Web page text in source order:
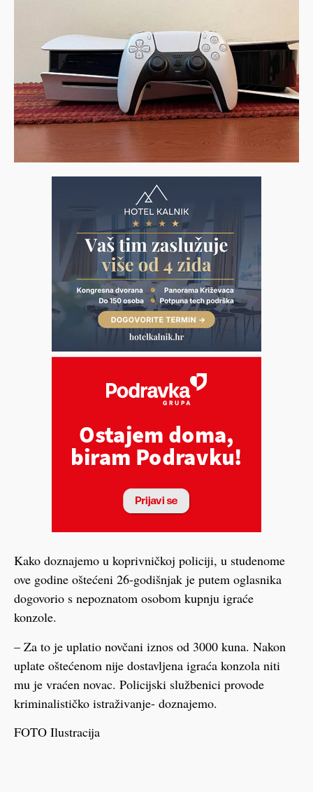
Kako doznajemo u koprivničkoj policiji, u studenome
ove godine oštećeni 26-godišnjak je putem oglasnika
dogovorio s nepoznatom osobom kupnju igraće
konzole.
– Za to je uplatio novčani iznos od 3000 kuna. Nakon
uplate oštećenom nije dostavljena igraća konzola niti
mu je vraćen novac. Policijski službenici provode
kriminalističko istraživanje- doznajemo.
FOTO Ilustracija